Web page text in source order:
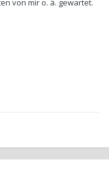
von mir o. ä. gewartet.